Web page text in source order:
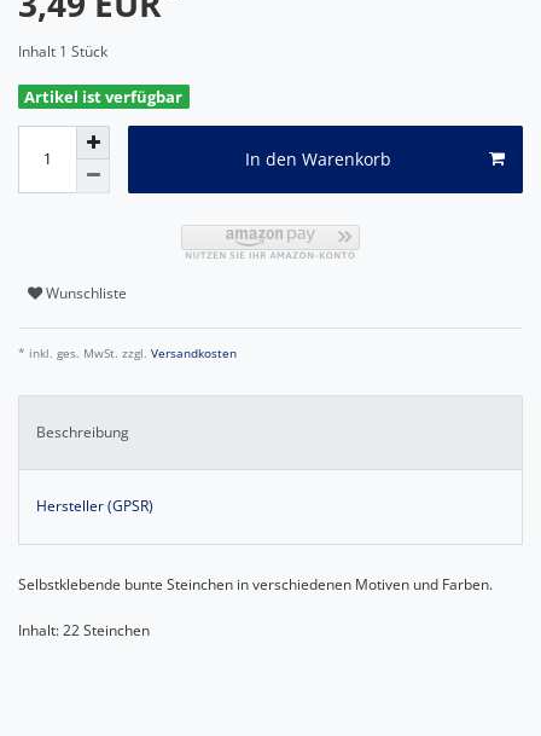
Inhalt 1 Stück
Artikel ist verfügbar
In den Warenkorb
Wunschliste
* inkl. ges. MwSt. zzgl. Versandkosten
Beschreibung
Hersteller (GPSR)
Selbstklebende bunte Steinchen in verschiedenen Motiven und Farben.
Inhalt: 22 Steinchen